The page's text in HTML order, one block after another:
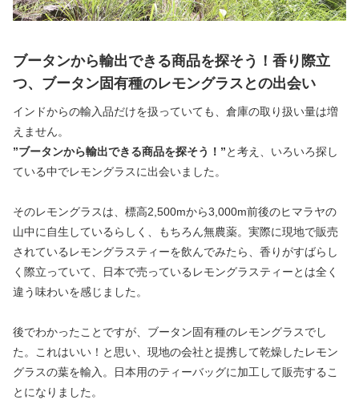
ブータンから輸出できる商品を探そう！ 香り際立
つ、ブータン固有種のレモングラスとの出会い
インドからの輸入品だけを扱っていても、倉庫の取り扱い量は増
えません。
”ブータンから輸出できる商品を探そう！”と考え、いろいろ探し
ている中でレモングラスに出会いました。
そのレモングラスは、標高2,500mから3,000m前後のヒマラヤの
山中に自生しているらしく、もちろん無農薬。実際に現地で販売
されているレモングラスティーを飲んでみたら、香りがすばらし
く際立っていて、日本で売っているレモングラスティーとは全く
違う味わいを感じました。
後でわかったことですが、ブータン固有種のレモングラスでし
た。これはいい！と思い、現地の会社と提携して乾燥したレモン
グラスの葉を輸入。日本用のティーバッグに加工して販売するこ
とになりました。